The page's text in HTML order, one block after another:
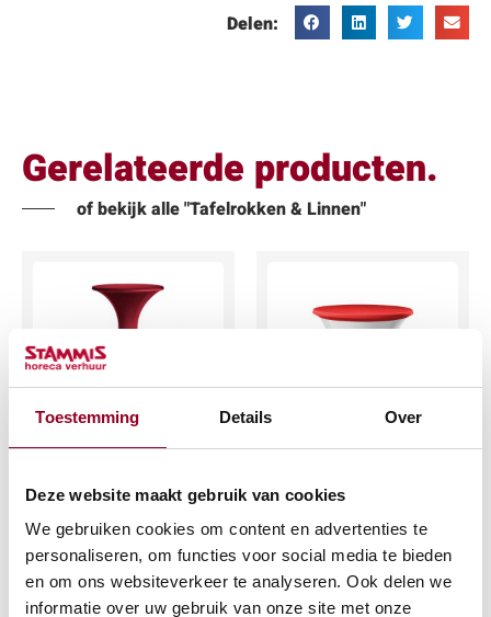
Toestemming Details Over
Deze website maakt gebruik van cookies
We gebruiken cookies om content en advertenties te
personaliseren, om functies voor social media te bieden
en om ons websiteverkeer te analyseren. Ook delen we
informatie over uw gebruik van onze site met onze
Delen:
Gerelateerde producten.
of bekijk alle "Tafelrokken & Linnen"
Statafelhoes
bordeaux
€11,70
(excl. btw)
IN WINKELWAGEN
Topcover rood
3,48
(excl. btw)
IN WINKELWAGEN
Meer info